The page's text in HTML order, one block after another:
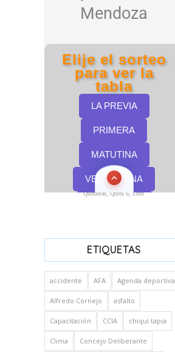
Quinielas, Quini 6, Loto
ETIQUETAS
accidente AFA Agenda deportiva
Alfredo Cornejo asfalto
Capacitación CCIA chiqui tapia
Clima Concejo Deliberante